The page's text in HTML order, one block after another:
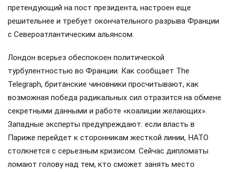
претендующий на пост президента, настроен еще
решительнее и требует окончательного разрыва Франции
с Североатлантическим альянсом.
Лондон всерьез обеспокоен политической
турбулентностью во Франции. Как сообщает The
Telegraph, британские чиновники просчитывают, как
возможная победа радикальных сил отразится на обмене
секретными данными и работе «коалиции желающих».
Западные эксперты предупреждают: если власть в
Париже перейдет к сторонникам жесткой линии, НАТО
столкнется с серьезным кризисом. Сейчас дипломаты
ломают голову над тем, кто сможет занять место